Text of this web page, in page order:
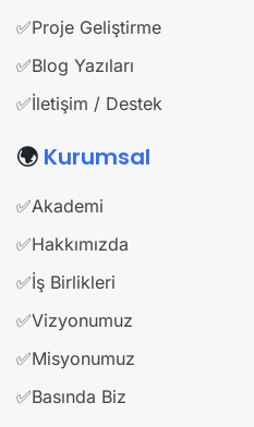
✅Proje Geliştirme
✅Blog Yazıları
✅İletişim / Destek
🌍 Kurumsal
✅Akademi
✅Hakkımızda
✅İş Birlikleri
✅Vizyonumuz
✅Misyonumuz
✅Basında Biz